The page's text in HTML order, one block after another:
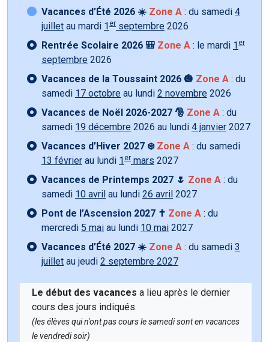
Vacances d’Été 2026 ☀️ Zone A : du samedi 4
juillet au mardi 1 er septembre 2026
Rentrée Scolaire 2026 🎒 Zone A : le mardi 1 er
septembre 2026
Vacances de la Toussaint 2026 🎃 Zone A : du
samedi 17 octobre au lundi 2 novembre 2026
Vacances de Noël 2026-2027 🎅 Zone A : du
samedi 19 décembre 2026 au lundi 4 janvier 2027
Vacances d’Hiver 2027 ❄️ Zone A : du samedi
13 février au lundi 1 er mars 2027
Vacances de Printemps 2027 🌷 Zone A : du
samedi 10 avril au lundi 26 avril 2027
Pont de l’Ascension 2027 ✝️ Zone A : du
mercredi 5 mai au lundi 10 mai 2027
Vacances d’Été 2027 ☀️ Zone A : du samedi 3
juillet au jeudi 2 septembre 2027
Le début des vacances a lieu après le dernier
cours des jours indiqués.
(les élèves qui n'ont pas cours le samedi sont en vacances
le vendredi soir)